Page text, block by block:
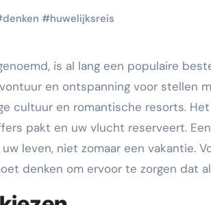
denken #huwelijksreis
en ontspanning voor stellen
cultuur en romantische resorts.
pakt en uw vlucht reserveert. Een
leven, niet zomaar een vakantie.
denken om ervoor te zorgen dat